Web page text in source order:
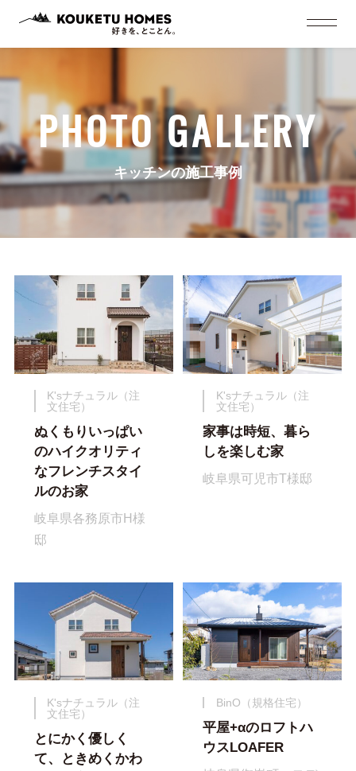
PHOTO GALLERY
キッチンの施工事例
K'sナチュラル（注
文住宅）
ぬくもりいっぱい
のハイクオリティ
なフレンチスタイ
ルのお家
岐阜県各務原市H様
邸
K'sナチュラル（注
文住宅）
家事は時短、暮ら
しを楽しむ家
岐阜県可児市T様邸
K'sナチュラル（注
文住宅）
とにかく優しく
て、ときめくかわ
BinO（規格住宅）
平屋+αのロフトハ
ウスLOAFER